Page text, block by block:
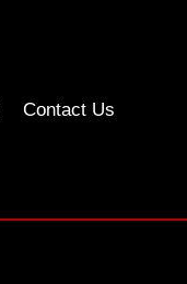
Contact Us